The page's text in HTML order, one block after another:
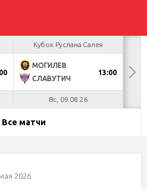
Кубок Руслана Салея
МОГИЛЕВ
СЛАВУТИЧ
13:00
Вс, 09.08.26
Все матчи
2026